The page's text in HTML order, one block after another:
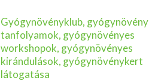
Gyógynövényklub, gyógynövény
tanfolyamok, gyógynövényes
workshopok, gyógynövényes
kirándulások, gyógynövénykert
látogatása